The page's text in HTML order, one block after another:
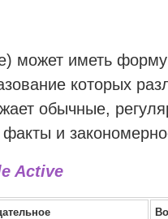
может иметь форму
которых
обычные,
и
Active